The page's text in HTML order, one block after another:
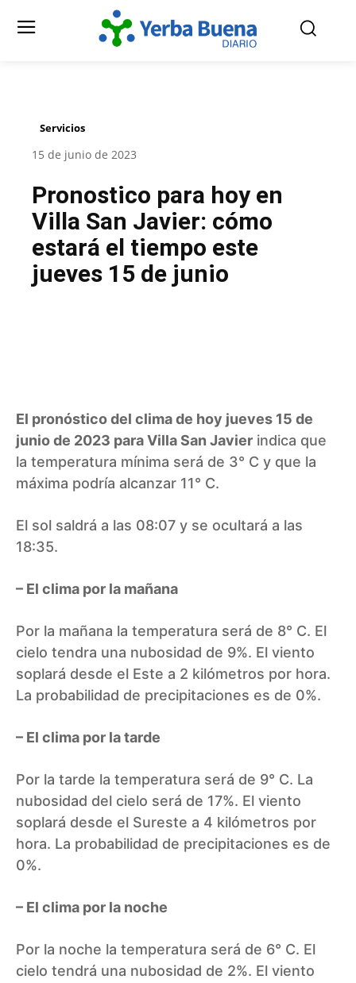
Servicios
15 de junio de 2023
Pronostico para hoy en
Villa San Javier: cómo
estará el tiempo este
jueves 15 de junio
El pronóstico del clima de hoy jueves 15 de
junio de 2023 para Villa San Javier indica que
la temperatura mínima será de 3° C y que la
máxima podría alcanzar 11° C.
El sol saldrá a las 08:07 y se ocultará a las
18:35.
– El clima por la mañana
Por la mañana la temperatura será de 8° C. El
cielo tendra una nubosidad de 9%. El viento
soplará desde el Este a 2 kilómetros por hora.
La probabilidad de precipitaciones es de 0%.
– El clima por la tarde
Por la tarde la temperatura será de 9° C. La
nubosidad del cielo será de 17%. El viento
soplará desde el Sureste a 4 kilómetros por
hora. La probabilidad de precipitaciones es de
0%.
– El clima por la noche
Por la noche la temperatura será de 6° C. El
cielo tendrá una nubosidad de 2%. El viento